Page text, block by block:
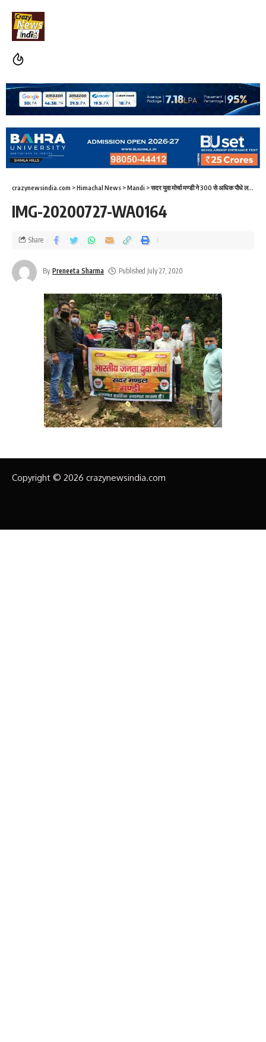
crazynewsindia.com >Himachal News >Mandi >सदर युवा मोर्चा मण्डी ने 300 से अधिक पौधे लगाए
IMG-20200727-WA0164
By Preneeta Sharma Published July 27, 2020
Share
Copyright © 2026 crazynewsindia.com